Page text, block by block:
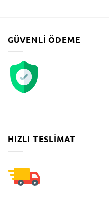
GÜVENLI ÖDEME
HIZLI TESLIMAT